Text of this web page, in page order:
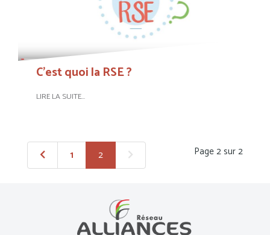
C'est quoi la RSE ?
LIRE LA SUITE...
Page 2 sur 2
1 2